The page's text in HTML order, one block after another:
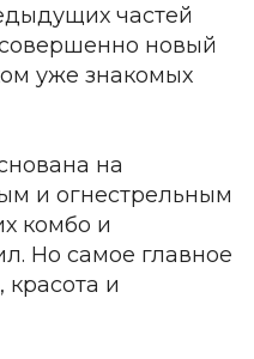
частей
новый
уже знакомых
на
и огнестрельным
комбо и
Но самое главное
и